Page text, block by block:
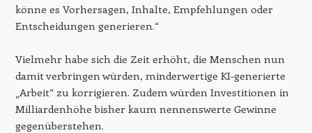
könne es Vorhersagen, Inhalte, Empfehlungen oder
Entscheidungen generieren.“
Vielmehr habe sich die Zeit erhöht, die Menschen nun
damit verbringen würden, minderwertige KI-generierte
„Arbeit“ zu korrigieren. Zudem würden Investitionen in
Milliardenhöhe bisher kaum nennenswerte Gewinne
gegenüberstehen.